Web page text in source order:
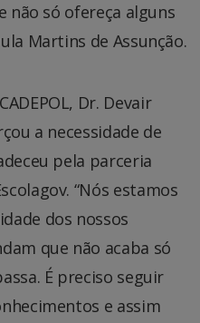
não só ofereça alguns
Martins de Assunção.
Dr. Devair
a necessidade de
pela parceria
“Nós estamos
dos nossos
que não acaba só
É preciso seguir
e assim